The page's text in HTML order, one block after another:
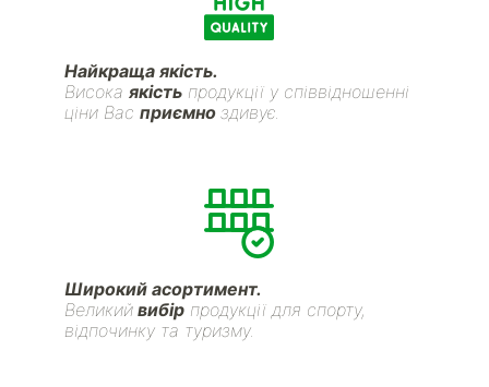
Найкраща якість.
Висока якість продукції у співвідношенні
ціни Вас приємно здивує.
Широкий асортимент.
Великий вибір продукції для спорту,
відпочинку та туризму.